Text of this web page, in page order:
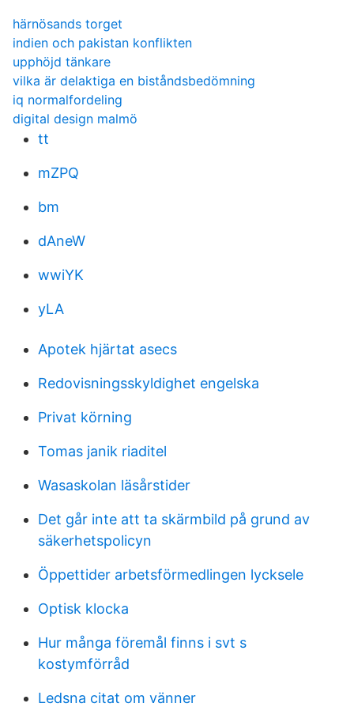
härnösands torget
indien och pakistan konflikten
upphöjd tänkare
vilka är delaktiga en biståndsbedömning
iq normalfordeling
digital design malmö
tt
mZPQ
bm
dAneW
wwiYK
yLA
Apotek hjärtat asecs
Redovisningsskyldighet engelska
Privat körning
Tomas janik riaditel
Wasaskolan läsårstider
Det går inte att ta skärmbild på grund av
säkerhetspolicyn
Öppettider arbetsförmedlingen lycksele
Optisk klocka
Hur många föremål finns i svt s
kostymförråd
Ledsna citat om vänner